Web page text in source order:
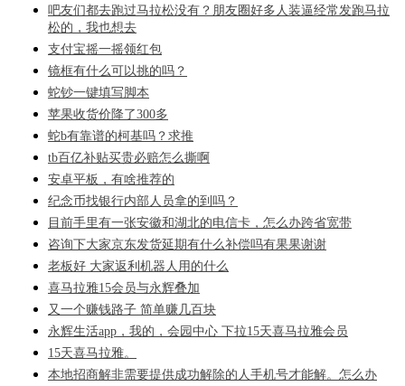
吧友们都去跑过马拉松没有？朋友圈好多人装逼经常发跑马拉
松的，我也想去
支付宝摇一摇领红包
镜框有什么可以挑的吗？
蛇钞一键填写脚本
苹果收货价降了300多
蛇b有靠谱的柯基吗？求推
tb百亿补贴买贵必赔怎么撕啊
安卓平板，有啥推荐的
纪念币找银行内部人员拿的到吗？
目前手里有一张安徽和湖北的电信卡，怎么办跨省宽带
咨询下大家京东发货延期有什么补偿吗有果果谢谢
老板好 大家返利机器人用的什么
喜马拉雅15会员与永辉叠加
又一个赚钱路子 简单赚几百块
永辉生活app，我的，会园中心 下拉15天喜马拉雅会员
15天喜马拉雅。
本地招商解非需要提供成功解除的人手机号才能解。怎么办